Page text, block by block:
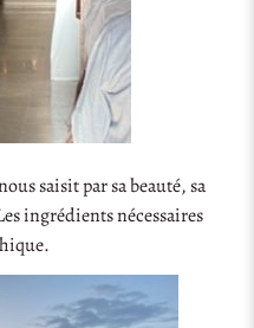
saisit par sa beauté, sa
ingrédients nécessaires